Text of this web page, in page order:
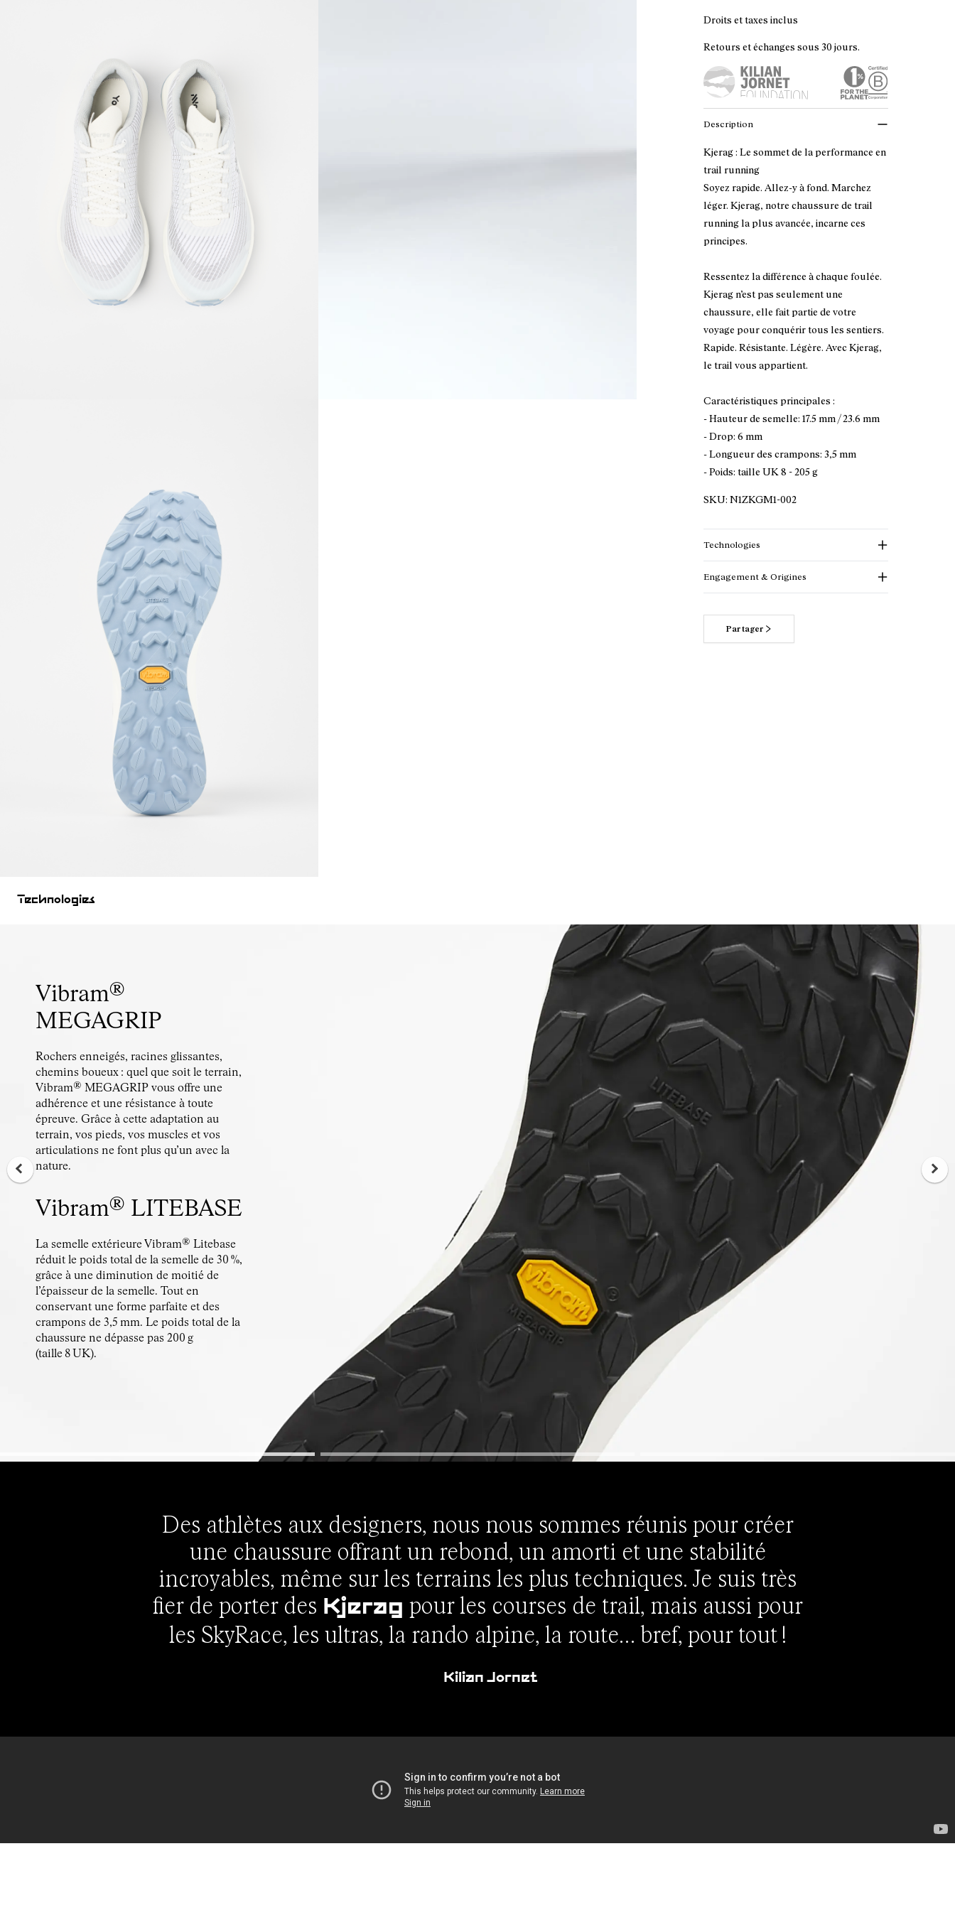
Droits et taxes inclus
Retours et échanges sous 30 jours.
Description
Kjerag : Le sommet de la performance en
trail running
Soyez rapide. Allez-y à fond. Marchez
léger. Kjerag, notre chaussure de trail
running la plus avancée, incarne ces
principes.
Ressentez la différence à chaque foulée.
Kjerag n’est pas seulement une
chaussure, elle fait partie de votre
voyage pour conquérir tous les sentiers.
Rapide. Résistante. Légère. Avec Kjerag,
le trail vous appartient.
Caractéristiques principales :
- Hauteur de semelle: 17.5 mm / 23.6 mm
- Drop: 6 mm
- Longueur des crampons: 3,5 mm
- Poids: taille UK 8 - 205 g
SKU: N1ZKGM1-002
Technologies
Engagement & Origines
Partager
Technologies
Vibram®
MEGAGRIP
Rochers enneigés, racines glissantes,
chemins boueux : quel que soit le terrain,
Vibram® MEGAGRIP vous offre une
adhérence et une résistance à toute
épreuve. Grâce à cette adaptation au
terrain, vos pieds, vos muscles et vos
articulations ne font plus qu’un avec la
nature.
Vibram® LITEBASE
La semelle extérieure Vibram® Litebase
réduit le poids total de la semelle de 30 %,
grâce à une diminution de moitié de
l’épaisseur de la semelle. Tout en
conservant une forme parfaite et des
crampons de 3,5 mm. Le poids total de la
chaussure ne dépasse pas 200 g
(taille 8 UK).
Des athlètes aux designers, nous nous sommes réunis pour créer
une chaussure offrant un rebond, un amorti et une stabilité
incroyables, même sur les terrains les plus techniques. Je suis très
fier de porter des Kjerag pour les courses de trail, mais aussi pour
les SkyRace, les ultras, la rando alpine, la route… bref, pour tout !
Kilian Jornet